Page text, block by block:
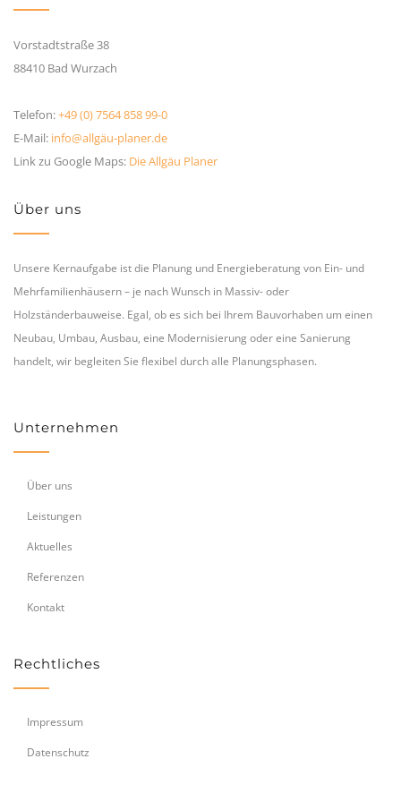
Vorstadtstraße 38
88410 Bad Wurzach
Telefon:+49 (0) 7564 858 99-0
E-Mail: info@allgäu-planer.de
Link zu Google Maps: Die Allgäu Planer
Über uns
Unsere Kernaufgabe ist die Planung und Energieberatung von Ein- und
Mehrfamilienhäusern – je nach Wunsch in Massiv- oder
Holzständerbauweise. Egal, ob es sich bei Ihrem Bauvorhaben um einen
Neubau, Umbau, Ausbau, eine Modernisierung oder eine Sanierung
handelt, wir begleiten Sie flexibel durch alle Planungsphasen.
Unternehmen
Über uns
Leistungen
Aktuelles
Referenzen
Kontakt
Rechtliches
Impressum
Datenschutz